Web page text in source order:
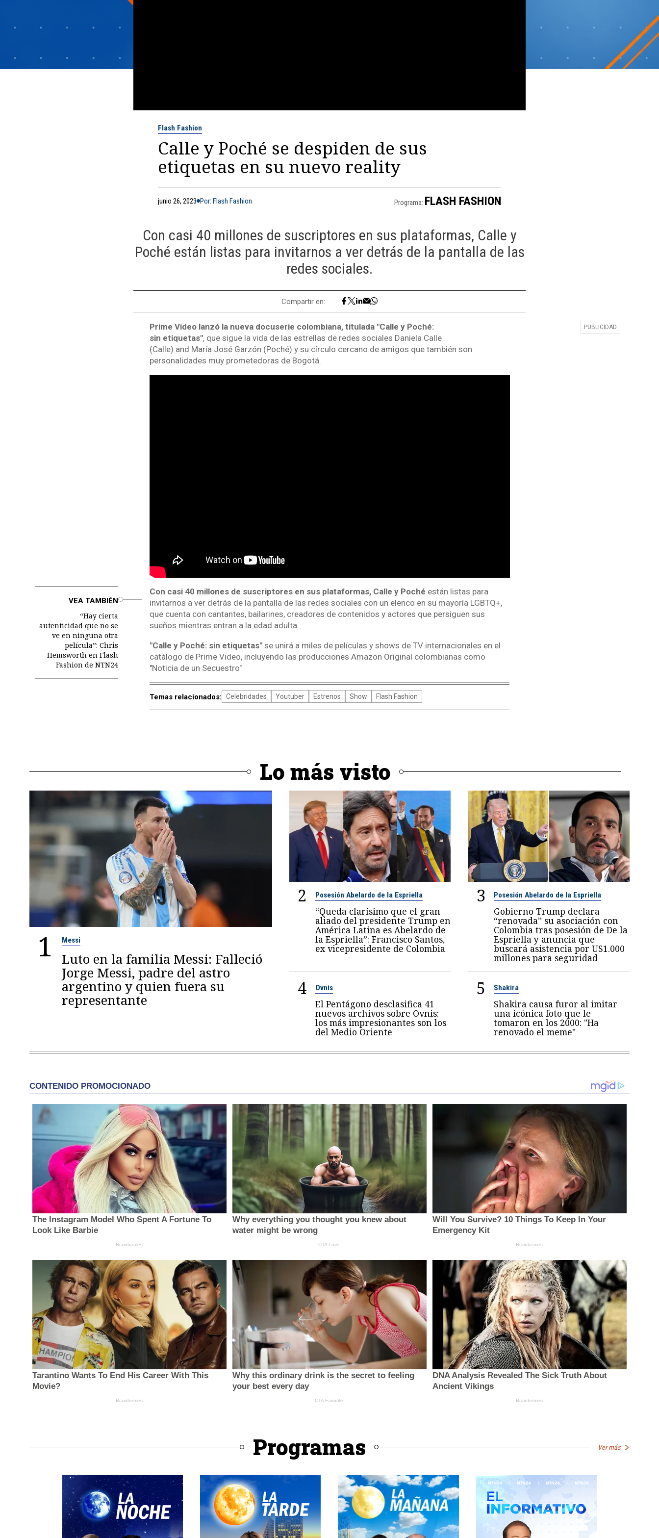
Flash Fashion
Calle y Poché se despiden de sus
etiquetas en su nuevo reality
junio 26, 2023 Por: Flash Fashion Programa: FLASH FASHION
Con casi 40 millones de suscriptores en sus plataformas, Calle y
Poché están listas para invitarnos a ver detrás de la pantalla de las
redes sociales.
Compartir en:
Prime Video lanzó la nueva docuserie colombiana, titulada "Calle y Poché:
sin etiquetas", que sigue la vida de las estrellas de redes sociales Daniela Calle
(Calle) and María José Garzón (Poché) y su círculo cercano de amigos que también son
personalidades muy prometedoras de Bogotá.
VEA TAMBIÉN
“Hay cierta
autenticidad que no se
ve en ninguna otra
película”: Chris
Hemsworth en Flash
Fashion de NTN24
Con casi 40 millones de suscriptores en sus plataformas, Calle y Poché están listas para
invitarnos a ver detrás de la pantalla de las redes sociales con un elenco en su mayoría LGBTQ+,
que cuenta con cantantes, bailarines, creadores de contenidos y actores que persiguen sus
sueños mientras entran a la edad adulta.
"Calle y Poché: sin etiquetas"se unirá a miles de películas y shows de TV internacionales en el
catálogo de Prime Video, incluyendo las producciones Amazon Original colombianas como
"Noticia de un Secuestro"
Temas relacionados: Celebridades Youtuber Estrenos Show Flash Fashion
Lo más visto
1 Messi
Luto en la familia Messi: Falleció
Jorge Messi, padre del astro
argentino y quien fuera su
representante
2 Posesión Abelardo de la Espriella
“Queda clarísimo que el gran
aliado del presidente Trump en
América Latina es Abelardo de
la Espriella”: Francisco Santos,
ex vicepresidente de Colombia
3 Posesión Abelardo de la Espriella
Gobierno Trump declara
“renovada” su asociación con
Colombia tras posesión de De la
Espriella y anuncia que
buscará asistencia por US1.000
millones para seguridad
4 Ovnis
El Pentágono desclasifica 41
nuevos archivos sobre Ovnis:
los más impresionantes son los
del Medio Oriente
5 Shakira
Shakira causa furor al imitar
una icónica foto que le
tomaron en los 2000: "Ha
renovado el meme"
Programas Ver más